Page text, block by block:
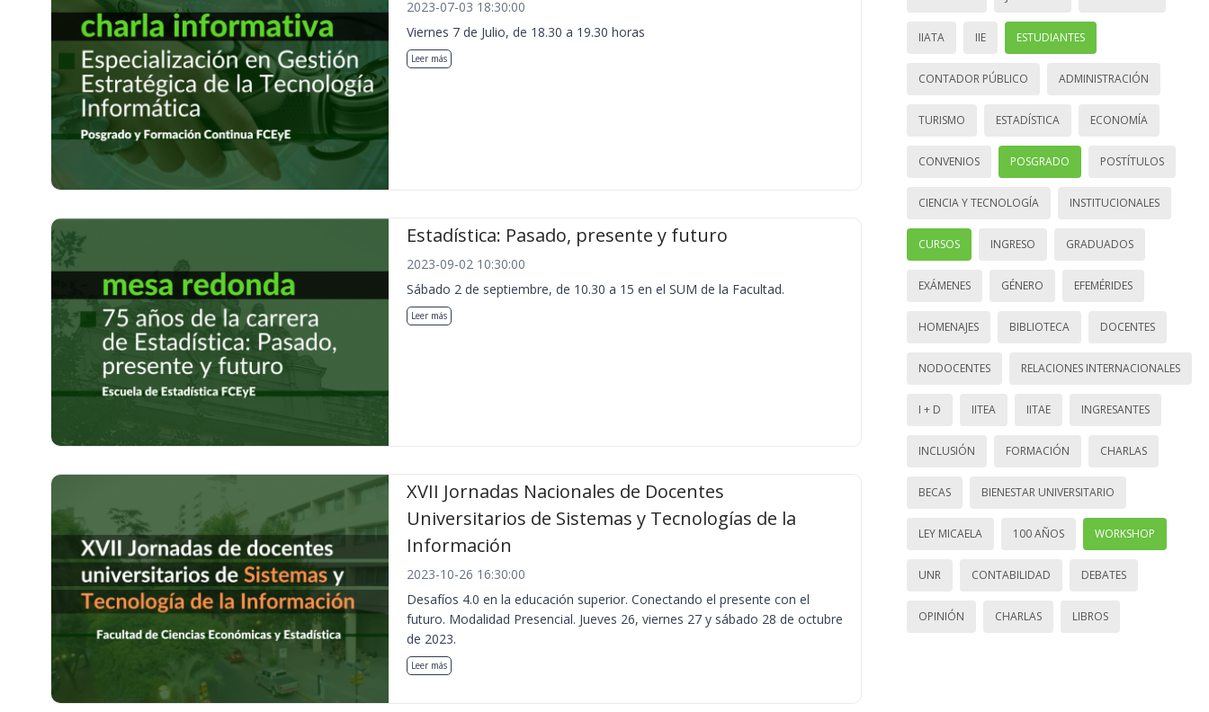
2023-07-03 18:30:00
Viernes 7 de Julio, de 18.30 a 19.30 horas
Leer más
Estadística: Pasado, presente y futuro
2023-09-02 10:30:00
Sábado 2 de septiembre, de 10.30 a 15 en el SUM de la Facultad.
Leer más
XVII Jornadas Nacionales de Docentes
Universitarios de Sistemas y Tecnologías de la
Información
2023-10-26 16:30:00
Desafíos 4.0 en la educación superior. Conectando el presente con el
futuro. Modalidad Presencial. Jueves 26, viernes 27 y sábado 28 de octubre
de 2023.
Leer más
IIATA IIE ESTUDIANTES
CONTADOR PÚBLICO ADMINISTRACIÓN
TURISMO ESTADÍSTICA ECONOMÍA
CONVENIOS POSGRADO POSTÍTULOS
CIENCIA Y TECNOLOGÍA INSTITUCIONALES
CURSOS INGRESO GRADUADOS
EXÁMENES GÉNERO EFEMÉRIDES
HOMENAJES BIBLIOTECA DOCENTES
NODOCENTES RELACIONES INTERNACIONALES
I + D IITEA IITAE INGRESANTES
INCLUSIÓN FORMACIÓN CHARLAS
BECAS BIENESTAR UNIVERSITARIO
LEY MICAELA 100 AÑOS WORKSHOP
UNR CONTABILIDAD DEBATES
OPINIÓN CHARLAS LIBROS